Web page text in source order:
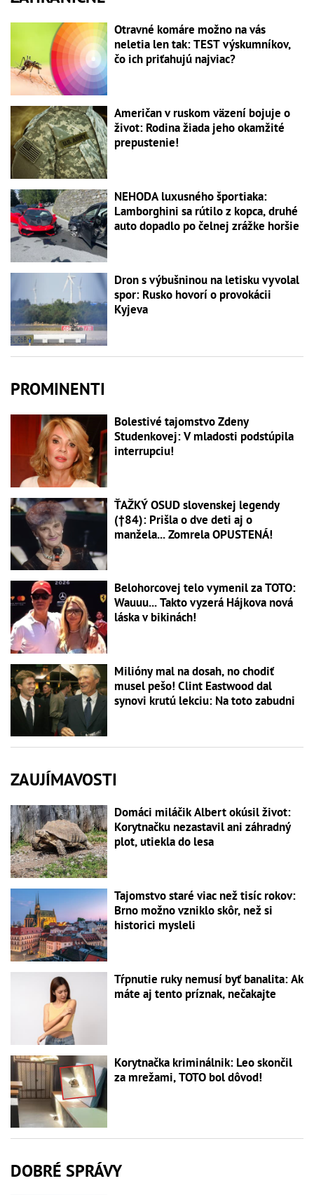
Otravné komáre možno na vás
neletia len tak: TEST výskumníkov,
čo ich priťahujú najviac?
Američan v ruskom väzení bojuje o
život: Rodina žiada jeho okamžité
prepustenie!
NEHODA luxusného športiaka:
Lamborghini sa rútilo z kopca, druhé
auto dopadlo po čelnej zrážke horšie
Dron s výbušninou na letisku vyvolal
spor: Rusko hovorí o provokácii
Kyjeva
PROMINENTI
Bolestivé tajomstvo Zdeny
Studenkovej: V mladosti podstúpila
interrupciu!
ŤAŽKÝ OSUD slovenskej legendy
(†84): Prišla o dve deti aj o
manžela... Zomrela OPUSTENÁ!
Belohorcovej telo vymenil za TOTO:
Wauuu... Takto vyzerá Hájkova nová
láska v bikinách!
Milióny mal na dosah, no chodiť
musel pešo! Clint Eastwood dal
synovi krutú lekciu: Na toto zabudni
ZAUJÍMAVOSTI
Domáci miláčik Albert okúsil život:
Korytnačku nezastavil ani záhradný
plot, utiekla do lesa
Tajomstvo staré viac než tisíc rokov:
Brno možno vzniklo skôr, než si
historici mysleli
Tŕpnutie ruky nemusí byť banalita: Ak
máte aj tento príznak, nečakajte
Korytnačka kriminálnik: Leo skončil
za mrežami, TOTO bol dôvod!
DOBRÉ SPRÁVY